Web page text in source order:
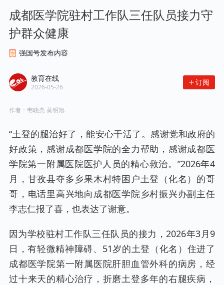
成都医学院驻村工作队三任队员接力守
护群众健康
强国号发布内容
教育在线
2026-05-26
订阅
作者： 韦晓亮 黄明旭
“土登的腿治好了，能安心干活了。感谢党和政府的
好政策，感谢成都医学院的全力帮助，感谢成都医
学院第一附属医院医护人员的精心救治。”2026年4
月，甘孜县夺多乡果木村特困户土登（化名）的哥
哥，电话里高兴地向成都医学院乡村振兴办副主任
李志仁报了喜，也表达了谢意。
因为学校驻村工作队三任队员的接力，2026年3月9
日，有轻微精神障碍、51岁的土登（化名）住进了
成都医学院第一附属医院肝胆血管外科的病房，经
过十来天的精心治疗，折磨土登多年的右腿疾病，